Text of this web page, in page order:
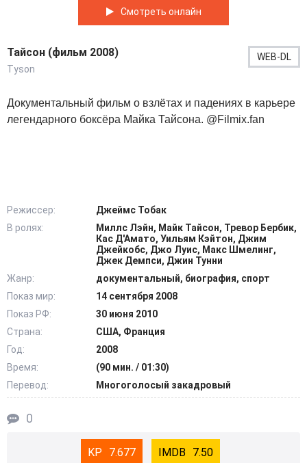
Смотреть онлайн
Тайсон (фильм 2008)
Tyson
WEB-DL
Документальный фильм о взлётах и падениях в карьере
легендарного боксёра Майка Тайсона. @Filmix.fan
Режиссер:
Джеймс Тобак
В ролях:
Миллс Лэйн, Майк Тайсон, Тревор Бербик,
Кас Д'Амато, Уильям Кэйтон, Джим
Джейкобс, Джо Луис, Макс Шмелинг,
Джек Демпси, Джин Тунни
Жанр:
документальный, биография, спорт
Показ мир:
14 сентября 2008
Показ РФ:
30 июня 2010
Страна:
США, Франция
Год:
2008
Время:
(90 мин. / 01:30)
Перевод:
Многоголосый закадровый
0
7.677 7.50